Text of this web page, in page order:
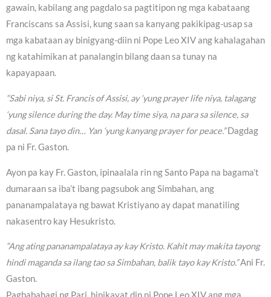
gawain, kabilang ang pagdalo sa pagtitipon ng mga kabataang
Franciscans sa Assisi, kung saan sa kanyang pakikipag-usap sa
mga kabataan ay binigyang-diin ni Pope Leo XIV ang kahalagahan
ng katahimikan at panalangin bilang daan sa tunay na
kapayapaan.
“Sabi niya, si St. Francis of Assisi, ay ‘yung prayer life niya, talagang
‘yung silence during the day. May time siya, na para sa silence, sa
dasal. Sana tayo din… Yan ‘yung kanyang prayer for peace.”Dagdag
pa ni Fr. Gaston.
Ayon pa kay Fr. Gaston, ipinaalala rin ng Santo Papa na bagama’t
dumaraan sa iba’t ibang pagsubok ang Simbahan, ang
pananampalataya ng bawat Kristiyano ay dapat manatiling
nakasentro kay Hesukristo.
“Ang ating pananampalataya ay kay Kristo. Kahit may makita tayong
hindi maganda sa ilang tao sa Simbahan, balik tayo kay Kristo.”Ani Fr.
Gaston.